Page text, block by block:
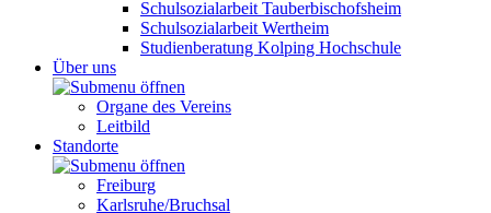
Schulsozialarbeit Tauberbischofsheim
Schulsozialarbeit Wertheim
Studienberatung Kolping Hochschule
Über uns
Organe des Vereins
Leitbild
Standorte
Freiburg
Karlsruhe/Bruchsal